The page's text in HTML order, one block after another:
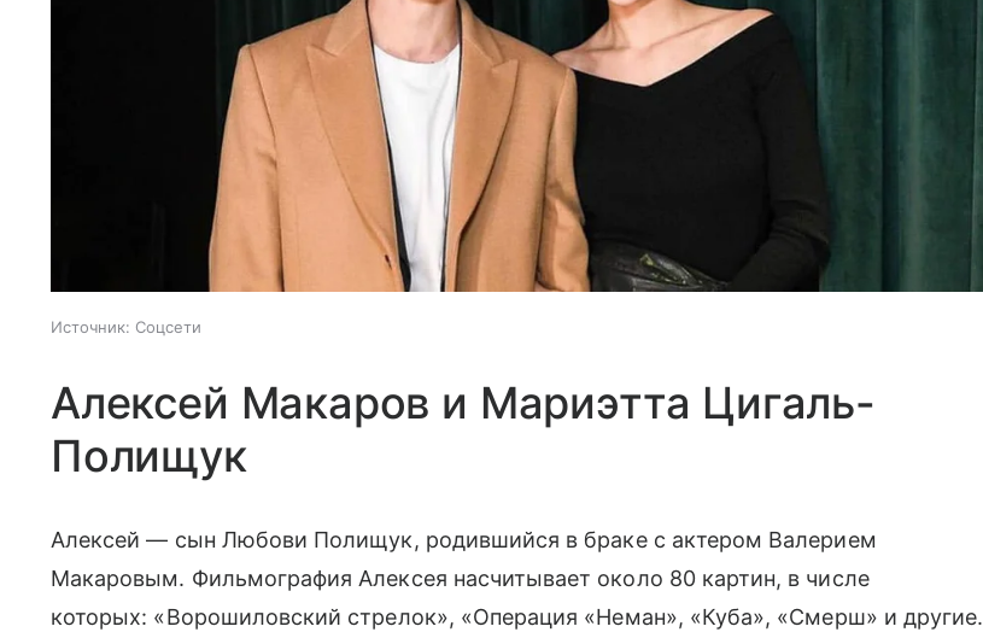
Источник: Соцсети
Алексей Макаров и Мариэтта Цигаль-
Полищук
Алексей — сын Любови Полищук, родившийся в браке с актером Валерием
Макаровым. Фильмография Алексея насчитывает около 80 картин, в числе
которых: «Ворошиловский стрелок», «Операция «Неман», «Куба», «Смерш» и другие.